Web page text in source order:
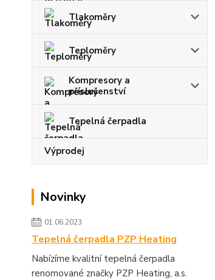
Tlakoměry
Teploměry
Kompresory a
příslušenství
Tepelná čerpadla
Výprodej
Novinky
01.06.2023
Tepelná čerpadla PZP Heating
Nabízíme kvalitní tepelná čerpadla
renomované značky PZP Heating, a.s.